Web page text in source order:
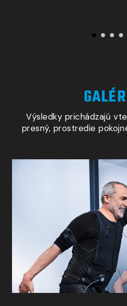
Výsledky prichádzajú
presný, prostredie